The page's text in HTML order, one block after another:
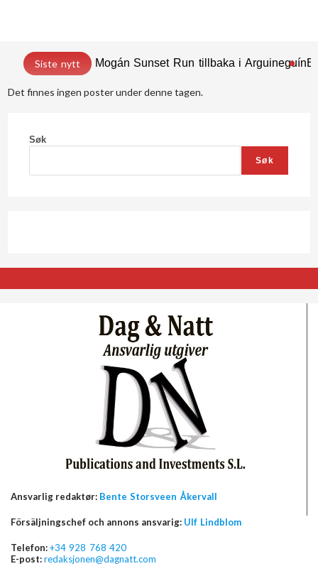
Siste nytt Mogán Sunset Run tillbaka i Arguineguín
Det finnes ingen poster under denne tagen.
Søk
Søk
Ansvarlig redaktør: Bente Storsveen Åkervall
Försäljningschef och annons ansvarig: Ulf Lindblom
Telefon:+34 928 768 420
E-post:redaksjonen@dagnatt.com